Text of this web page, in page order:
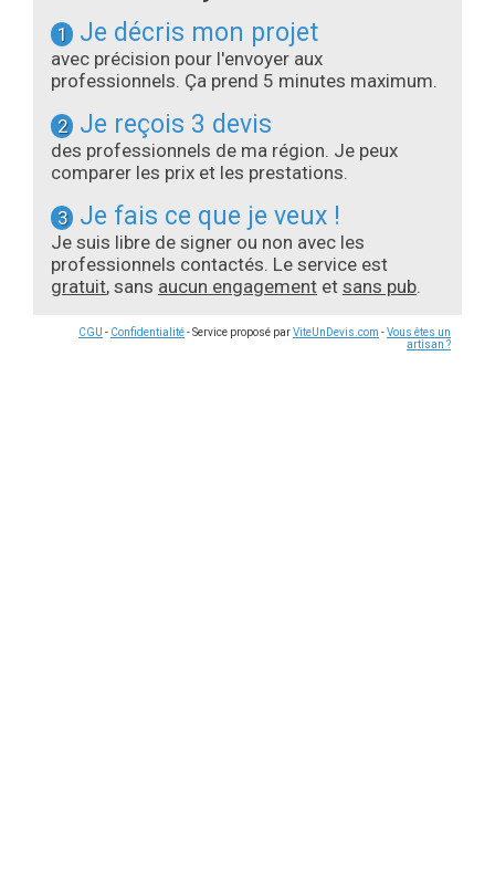
1 Je décris mon projet
avec précision pour l'envoyer aux
professionnels. Ça prend 5 minutes maximum.
2 Je reçois 3 devis
des professionnels de ma région. Je peux
comparer les prix et les prestations.
3 Je fais ce que je veux !
Je suis libre de signer ou non avec les
professionnels contactés. Le service est
gratuit, sans aucun engagement et sans pub.
CGU - Confidentialité- Service proposé parViteUnDevis.com -Vous êtes un
artisan ?